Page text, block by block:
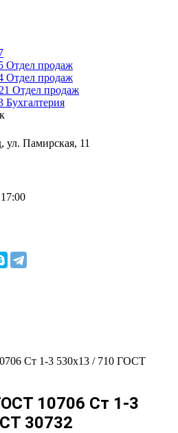
Отдел продаж
Отдел продаж
Отдел продаж
Бухгалтерия
Памирская, 11
Ст 1-3 530x13 / 710 ГОСТ
10706 Ст 1-3
30732